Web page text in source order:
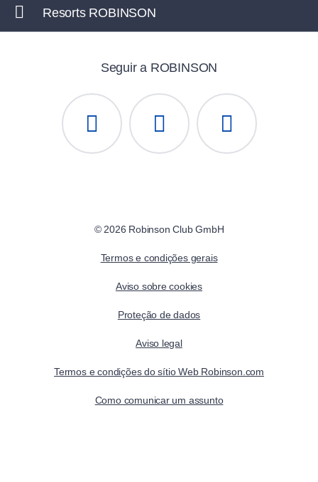
Resorts ROBINSON
Seguir a ROBINSON
© 2026 Robinson Club GmbH
Termos e condições gerais
Aviso sobre cookies
Proteção de dados
Aviso legal
Termos e condições do sítio Web Robinson.com
Como comunicar um assunto